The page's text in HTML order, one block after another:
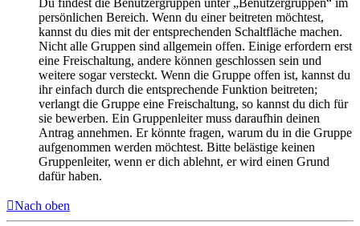
Du findest die Benutzergruppen unter „Benutzergruppen“ im
persönlichen Bereich. Wenn du einer beitreten möchtest,
kannst du dies mit der entsprechenden Schaltfläche machen.
Nicht alle Gruppen sind allgemein offen. Einige erfordern erst
eine Freischaltung, andere können geschlossen sein und
weitere sogar versteckt. Wenn die Gruppe offen ist, kannst du
ihr einfach durch die entsprechende Funktion beitreten;
verlangt die Gruppe eine Freischaltung, so kannst du dich für
sie bewerben. Ein Gruppenleiter muss daraufhin deinen
Antrag annehmen. Er könnte fragen, warum du in die Gruppe
aufgenommen werden möchtest. Bitte belästige keinen
Gruppenleiter, wenn er dich ablehnt, er wird einen Grund
dafür haben.
Nach oben